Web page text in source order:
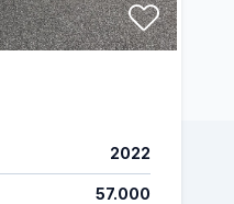
2022
57.000